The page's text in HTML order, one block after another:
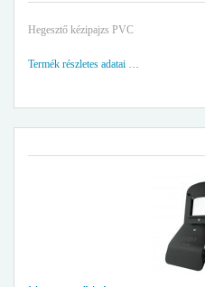
Hegesztő kézipajzs PVC
Termék részletes adatai …